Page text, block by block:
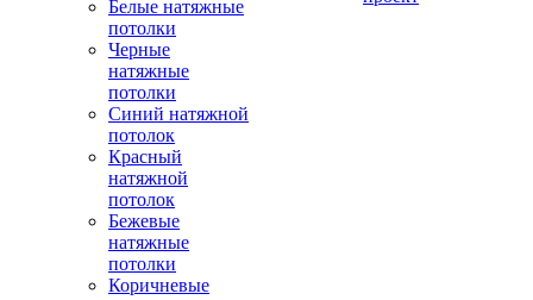
Белые натяжные
потолки
Черные
натяжные
потолки
Синий натяжной
потолок
Красный
натяжной
потолок
Бежевые
натяжные
потолки
Коричневые